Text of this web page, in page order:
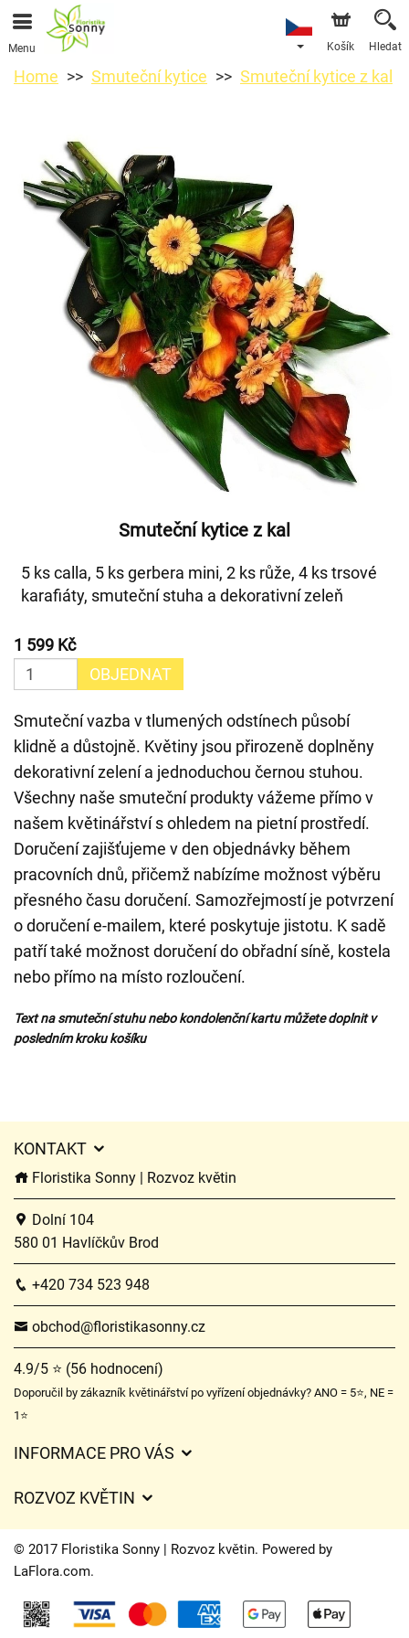
Menu Košík Hledat
Home Smuteční kytice Smuteční kytice z kal
Smuteční kytice z kal
5 ks calla, 5 ks gerbera mini, 2 ks růže, 4 ks trsové
karafiáty, smuteční stuha a dekorativní zeleň
1 599 Kč
OBJEDNAT
Smuteční vazba v tlumených odstínech působí
klidně a důstojně. Květiny jsou přirozeně doplněny
dekorativní zelení a jednoduchou černou stuhou.
Všechny naše smuteční produkty vážeme přímo v
našem květinářství s ohledem na pietní prostředí.
Doručení zajišťujeme v den objednávky během
pracovních dnů, přičemž nabízíme možnost výběru
přesného času doručení. Samozřejmostí je potvrzení
o doručení e-mailem, které poskytuje jistotu. K sadě
patří také možnost doručení do obřadní síně, kostela
nebo přímo na místo rozloučení.
Text na smuteční stuhu nebo kondolenční kartu můžete doplnit v
posledním kroku košíku
KONTAKT
Floristika Sonny | Rozvoz květin
Dolní 104
580 01 Havlíčkův Brod
+420 734 523 948
obchod@floristikasonny.cz
4.9/5 ⭐ (56 hodnocení)
Doporučil by zákazník květinářství po vyřízení objednávky? ANO = 5⭐, NE =
1⭐
INFORMACE PRO VÁS
Certifikáty
Ochrana osobních údajů
O nás
Často kladené dotazy
ROZVOZ KVĚTIN
Ceny za doručení
Kam doručujeme květiny
Kontakt
© 2017 Floristika Sonny | Rozvoz květin. Powered by
LaFlora.com.